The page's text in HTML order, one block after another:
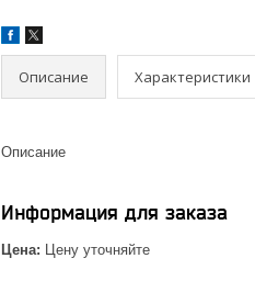
Описание Характеристики
Описание
Информация для заказа
Цена: Цену уточняйте